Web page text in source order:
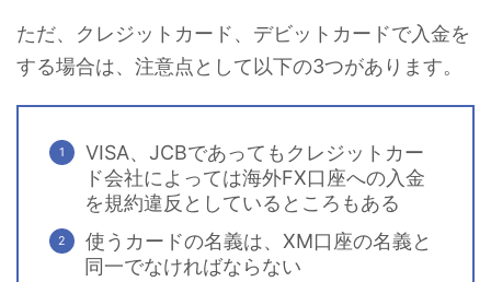
ただ、クレジットカード、デビットカードで入金を
する場合は、注意点として以下の3つがあります。
VISA、JCBであってもクレジットカー
ド会社によっては海外FX口座への入金
を規約違反としているところもある
使うカードの名義は、XM口座の名義と
同一でなければならない